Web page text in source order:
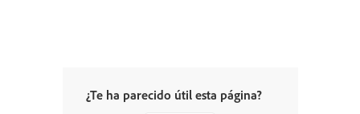
¿Te ha parecido útil esta página?